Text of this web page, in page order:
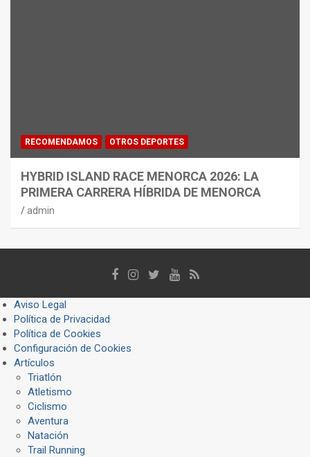
RECOMENDAMOS OTROS DEPORTES
HYBRID ISLAND RACE MENORCA 2026: LA
PRIMERA CARRERA HÍBRIDA DE MENORCA
admin
Aviso Legal
Política de Privacidad
Política de Cookies
Configuración de Cookies
Artículos
Triatlón
Atletismo
Ciclismo
Aventura
Natación
Trail Running